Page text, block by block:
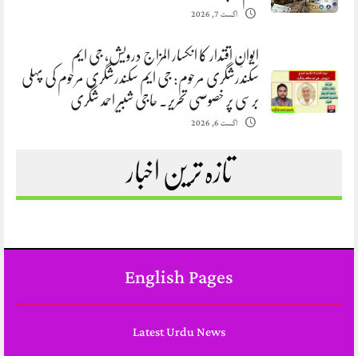
اگست 7, 2026
ایوانِ اقتدار کا انکسار المزاج درویش، جی ایم
سکندرشگری مرحوم: جی ایم سکندرشگری مرحوم کی پہلی
برسی پر خصوصی تحریر. حاجی شبیر احمد شگری
اگست 6, 2026
تازہ ترین اخبار
English Pages
Latest Urdu News